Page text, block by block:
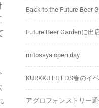
Back to the Future Beer
Future Beer Gardenに出
mitosaya open day
KURKKU FIELDS春のイ
アグロフォレストリー